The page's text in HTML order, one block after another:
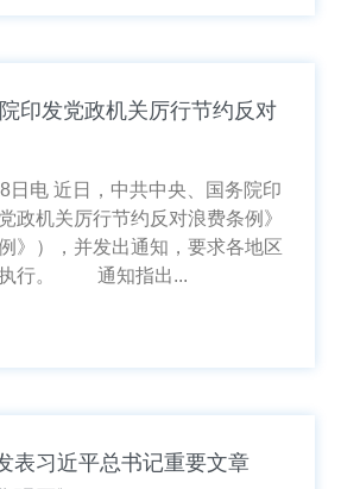
印发党政机关厉行节约反对
日电 近日，中共中央、国务院印
政机关厉行节约反对浪费条例》
》），并发出通知，要求各地区
执行。 通知指出...
表习近平总书记重要文章